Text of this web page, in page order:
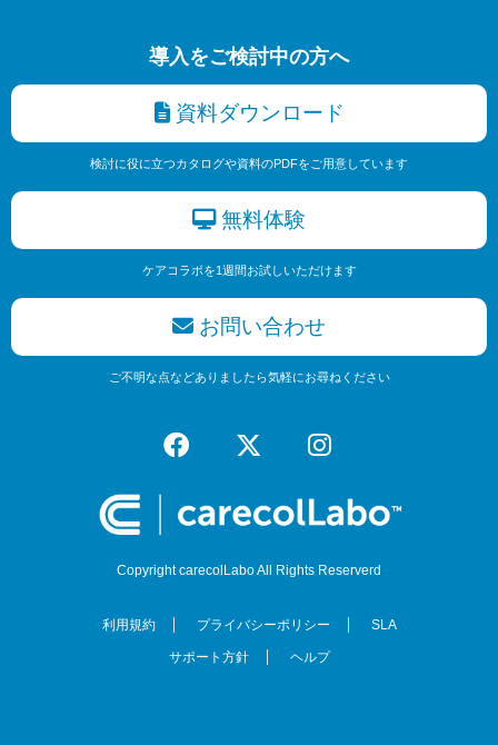
導入をご検討中の方へ
資料ダウンロード
検討に役に立つカタログや資料のPDFをご用意しています
無料体験
ケアコラボを1週間お試しいただけます
お問い合わせ
ご不明な点などありましたら気軽にお尋ねください
Copyright carecolLabo All Rights Reserverd
利用規約 プライバシーポリシー SLA
サポート方針 ヘルプ